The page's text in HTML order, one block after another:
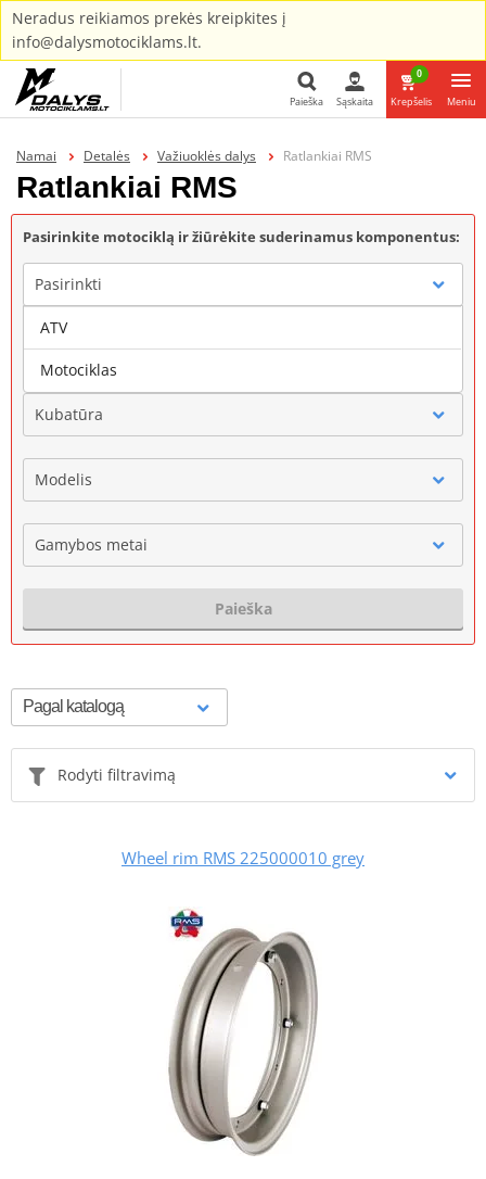
Neradus reikiamos prekės kreipkites į
info@dalysmotociklams.lt.
Paieška Sąskaita
0
Krepšelis Meniu
Namai Detalės Važiuoklės dalys Ratlankiai RMS
Ratlankiai RMS
Pasirinkite motociklą ir žiūrėkite suderinamus komponentus:
Pasirinkti
Gamintojas
Kubatūra
Modelis
Gamybos metai
Paieška
Rodyti filtravimą
Wheel rim RMS 225000010 grey
ATV
Motociklas